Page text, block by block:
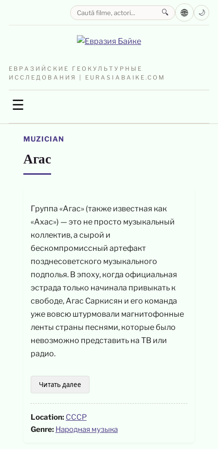
ЕВРАЗИЙСКИЕ ГЕОКУЛЬТУРНЫЕ
ИССЛЕДОВАНИЯ | EURASIABAIKE.COM
☰
🔍 🌐 🌙
MUZICIAN
Агас
Группа «Агас» (также известная как
«Ахас») — это не просто музыкальный
коллектив, а сырой и
бескомпромиссный артефакт
позднесоветского музыкального
подполья. В эпоху, когда официальная
эстрада только начинала привыкать к
свободе, Агас Саркисян и его команда
уже вовсю штурмовали магнитофонные
ленты страны песнями, которые было
невозможно представить на ТВ или
радио.
Читать далее
Location: СССР
Genre: Народная музыка